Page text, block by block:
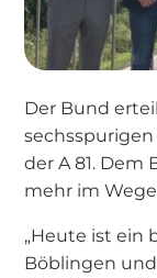
Der Bund
der A 81.
mehr im
„Heute ist ein
Böblingen und